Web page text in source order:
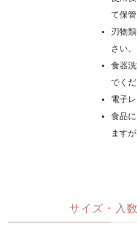
て保
刃物
さい。
食器
でくだ
電子
食品
ます
サイズ・入